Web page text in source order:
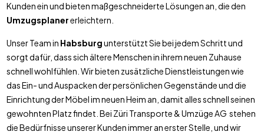
Kunden ein und bieten maßgeschneiderte Lösungen an, die den
Umzugsplanererleichtern.
Unser Team in Habsburgunterstützt Sie bei jedem Schritt und
sorgt dafür, dass sich ältere Menschen in ihrem neuen Zuhause
schnell wohlfühlen. Wir bieten zusätzliche Dienstleistungen wie
das Ein- und Auspacken der persönlichen Gegenstände und die
Einrichtung der Möbel im neuen Heim an, damit alles schnell seinen
gewohnten Platz findet. Bei Züri Transporte & Umzüge AG stehen
die Bedürfnisse unserer Kunden immer an erster Stelle, und wir